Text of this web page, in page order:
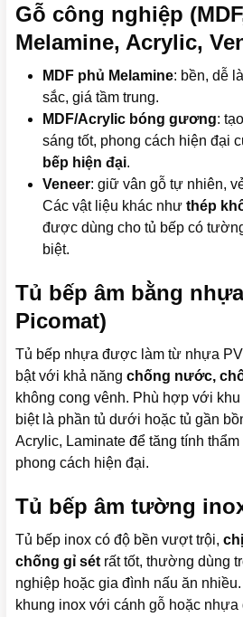
Gỗ công nghiệp
Melamine, Acrylic,
MDF phủ Melamine: bền, dễ
sắc, giá tầm trung.
MDF/Acrylic bóng gương:
sáng tốt, phong cách hiện đại
bếp hiện đại.
Veneer: giữ vân gỗ tự nhiên,
Các vật liệu khác như thép
được dùng cho tủ bếp có
biệt.
Tủ bếp âm bằng
Picomat)
Tủ bếp nhựa được làm từ nhựa
bật với khả năng chống nước,
không cong vênh. Phù hợp với
biệt là phần tủ dưới hoặc tủ gần
Acrylic, Laminate để tăng tính
phong cách hiện đại.
Tủ bếp âm tường
Tủ bếp inox có độ bền vượt trội,
chống gỉ sét rất tốt, thường dùng
nghiệp hoặc gia đình nấu ăn
khung inox với cánh gỗ hoặc nhựa